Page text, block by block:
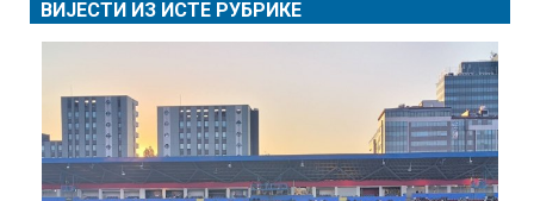
ВИЈЕСТИ ИЗ ИСТЕ РУБРИКЕ